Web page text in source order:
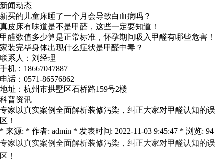
新闻动态
新买的儿童床睡了一个月会导致白血病吗？
真皮床有味道是不是甲醛，这些一定要知道！
甲醛数值多少算是正常标准，怀孕期间吸入甲醛有哪些危害！
家装完毕身体出现什么症状是甲醛中毒？
联系人：刘经理
手机：18667047887
电话：0571-86576862
地址：杭州市拱墅区石桥路159号2楼
科普资讯
专家以真实案例全面解析装修污染，纠正大家对甲醛认知的误
区！
* 来源: * 作者: admin * 发表时间: 2022-11-03 9:45:47 * 浏览: 94
专家以真实案例全面解析装修污染，纠正大家对甲醛认知的误
区！